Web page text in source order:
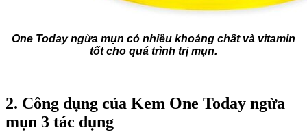
One Today ngừa mụn có nhiều khoáng chất và vitamin
tốt cho quá trình trị mụn.
2. Công dụng của Kem One Today ngừa
mụn 3 tác dụng